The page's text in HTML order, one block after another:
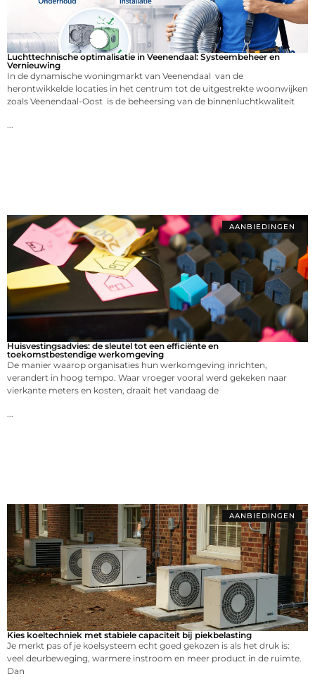
Luchttechnische optimalisatie in Veenendaal: Systeembeheer en
Vernieuwing
In de dynamische woningmarkt van Veenendaal van de
herontwikkelde locaties in het centrum tot de uitgestrekte woonwijken
zoals Veenendaal-Oost is de beheersing van de binnenluchtkwaliteit
AANBIEDINGEN
Huisvestingsadvies: de sleutel tot een efficiënte en
toekomstbestendige werkomgeving
De manier waarop organisaties hun werkomgeving inrichten,
verandert in hoog tempo. Waar vroeger vooral werd gekeken naar
vierkante meters en kosten, draait het vandaag de
AANBIEDINGEN
Kies koeltechniek met stabiele capaciteit bij piekbelasting
Je merkt pas of je koelsysteem echt goed gekozen is als het druk is:
veel deurbeweging, warmere instroom en meer product in de ruimte.
Dan